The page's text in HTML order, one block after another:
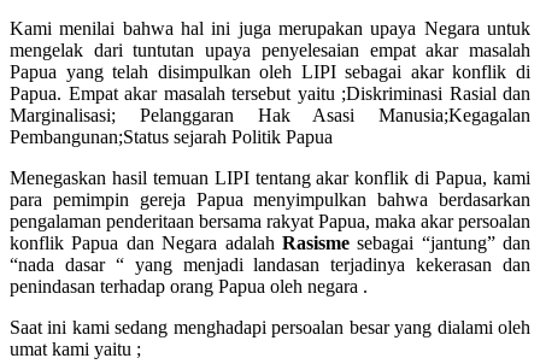
Kami menilai bahwa hal ini juga merupakan upaya Negara untuk
mengelak dari tuntutan upaya penyelesaian empat akar masalah
Papua yang telah disimpulkan oleh LIPI sebagai akar konflik di
Papua. Empat akar masalah tersebut yaitu ;Diskriminasi Rasial dan
Marginalisasi; Pelanggaran Hak Asasi Manusia;Kegagalan
Pembangunan;Status sejarah Politik Papua
Menegaskan hasil temuan LIPI tentang akar konflik di Papua, kami
para pemimpin gereja Papua menyimpulkan bahwa berdasarkan
pengalaman penderitaan bersama rakyat Papua, maka akar persoalan
konflik Papua dan Negara adalah Rasismesebagai “jantung” dan
“nada dasar “ yang menjadi landasan terjadinya kekerasan dan
penindasan terhadap orang Papua oleh negara .
Saat ini kami sedang menghadapi persoalan besar yang dialami oleh
umat kami yaitu ;